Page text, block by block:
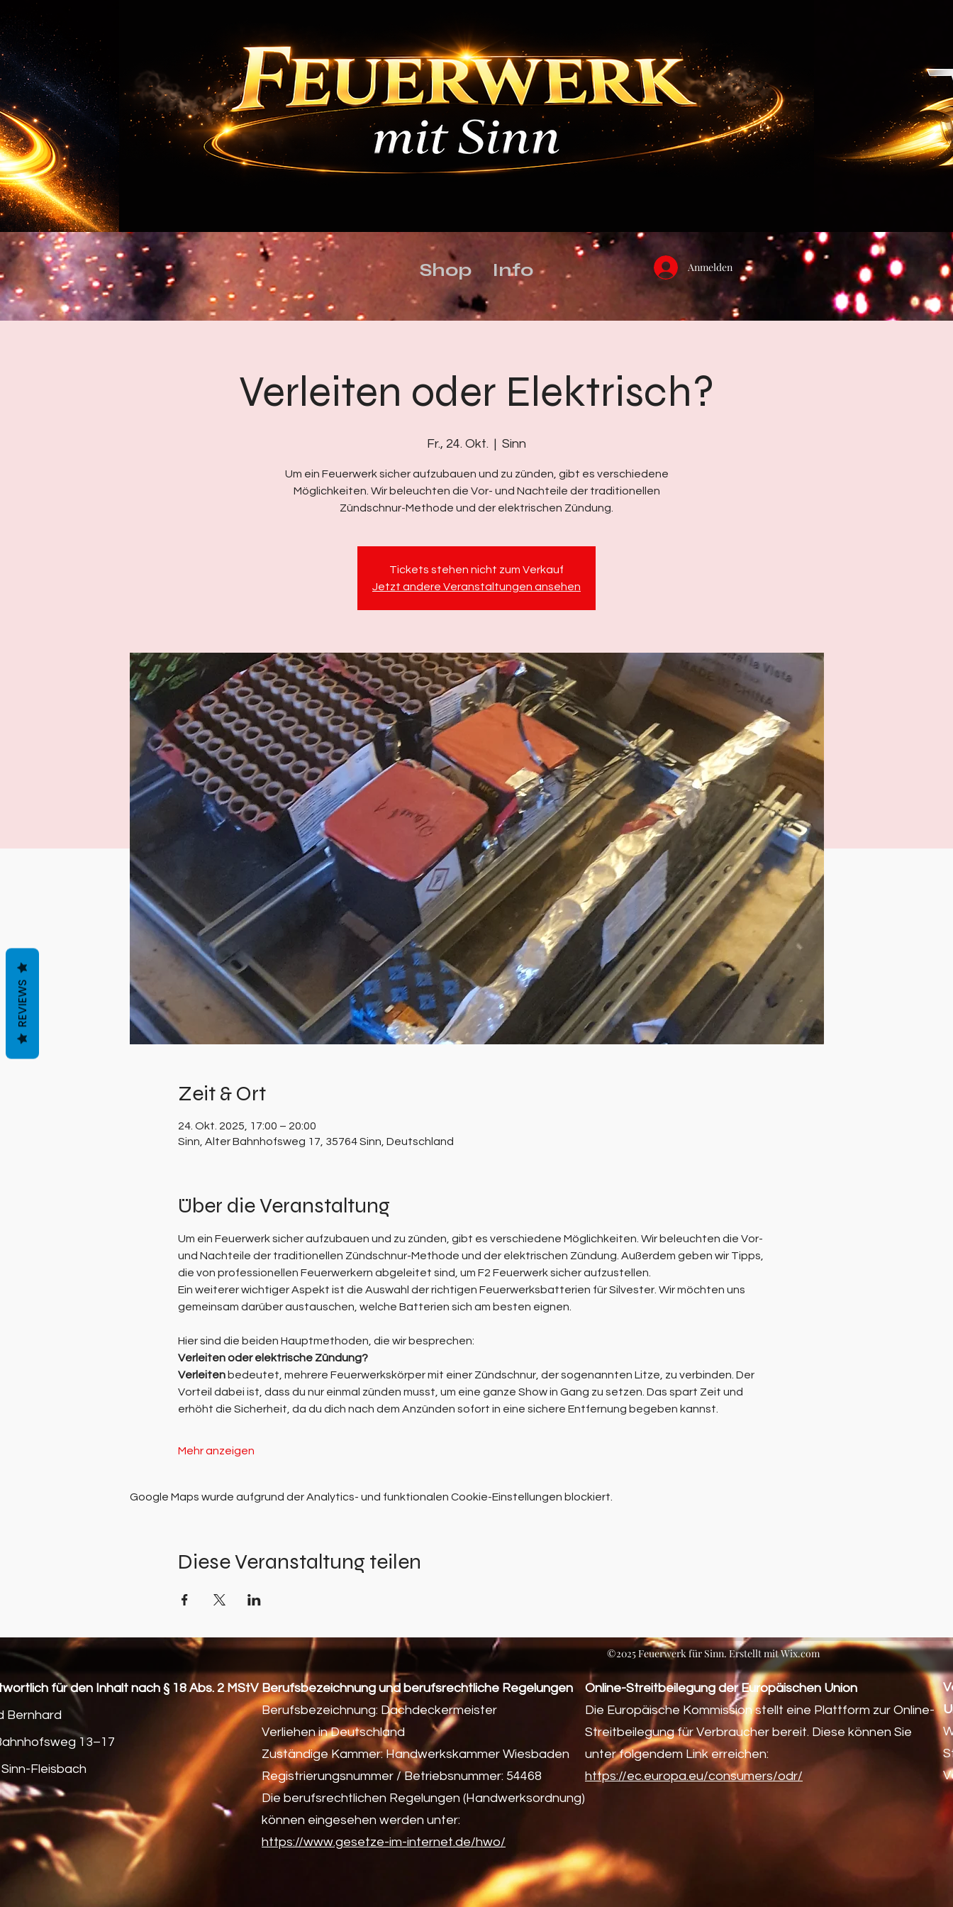
Shop Info Anmelden
Verleiten oder Elektrisch?
Fr., 24. Okt.
  |
Sinn
Um ein Feuerwerk sicher aufzubauen und zu zünden, gibt es verschiedene
Möglichkeiten. Wir beleuchten die Vor- und Nachteile der traditionellen
Zündschnur-Methode und der elektrischen Zündung.
Tickets stehen nicht zum Verkauf
Jetzt andere Veranstaltungen ansehen
Zeit & Ort
24. Okt. 2025, 17:00 – 20:00
Sinn, Alter Bahnhofsweg 17, 35764 Sinn, Deutschland
Über die Veranstaltung
Um ein Feuerwerk sicher aufzubauen und zu zünden, gibt es verschiedene Möglichkeiten. Wir beleuchten die Vor-
und Nachteile der traditionellen Zündschnur-Methode und der elektrischen Zündung. Außerdem geben wir Tipps,
die von professionellen Feuerwerkern abgeleitet sind, um F2 Feuerwerk sicher aufzustellen.
Ein weiterer wichtiger Aspekt ist die Auswahl der richtigen Feuerwerksbatterien für Silvester. Wir möchten uns
gemeinsam darüber austauschen, welche Batterien sich am besten eignen.
Hier sind die beiden Hauptmethoden, die wir besprechen:
Verleiten oder elektrische Zündung?
Verleiten bedeutet, mehrere Feuerwerkskörper mit einer Zündschnur, der sogenannten Litze, zu verbinden. Der
Vorteil dabei ist, dass du nur einmal zünden musst, um eine ganze Show in Gang zu setzen. Das spart Zeit und
erhöht die Sicherheit, da du dich nach dem Anzünden sofort in eine sichere Entfernung begeben kannst.
Mehr anzeigen
Google Maps wurde aufgrund der Analytics- und funktionalen Cookie-Einstellungen blockiert.
Diese Veranstaltung teilen
©2025 Feuerwerk für Sinn. Erstellt mit Wix.com
für den Inhalt nach § 18 Abs. 2 MStV
Bernhard
13–17
Fleisbach
Berufsbezeichnung und berufsrechtliche Regelungen
Berufsbezeichnung: Dachdeckermeister
Verliehen in Deutschland
Zuständige Kammer: Handwerkskammer Wiesbaden
Registrierungsnummer / Betriebsnummer: 54468
Die berufsrechtlichen Regelungen (Handwerksordnung)
können eingesehen werden unter:
https://www.gesetze-im-internet.de/hwo/
Online-Streitbeilegung der Europäischen Union
Die Europäische Kommission stellt eine Plattform zur Online-
Streitbeilegung für Verbraucher bereit. Diese können Sie
unter folgendem Link erreichen:
https://ec.europa.eu/consumers/odr/
REVIEWS